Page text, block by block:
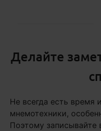
Делайте
Не всегда есть время
мнемотехники,
Поэтому